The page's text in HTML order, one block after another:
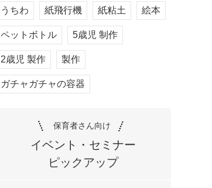
うちわ 紙飛行機 紙粘土 絵本
ペットボトル 5歳児 制作
2歳児 製作 製作
ガチャガチャの容器
保育者さん向け
イベント・セミナー
ピックアップ